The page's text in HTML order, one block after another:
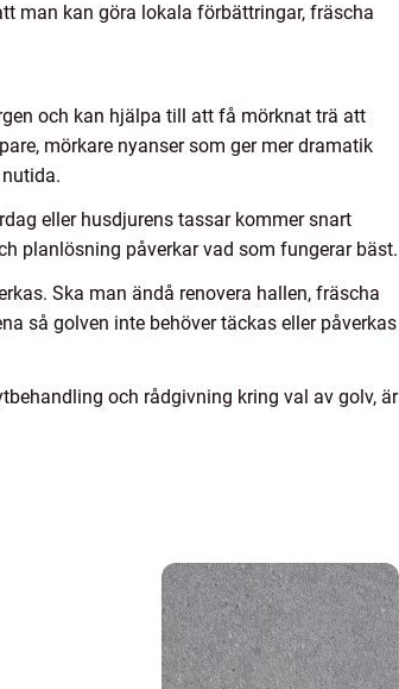
man kan göra lokala förbättringar, fräscha
och kan hjälpa till att få mörknat trä att
mörkare nyanser som ger mer dramatik
eller husdjurens tassar kommer snart
planlösning påverkar vad som fungerar bäst.
Ska man ändå renovera hallen, fräscha
så golven inte behöver täckas eller påverkas
och rådgivning kring val av golv, är